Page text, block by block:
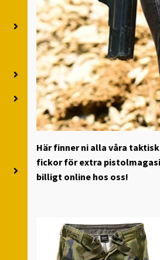
Här finner ni alla våra
fickor för extra
billigt online hos oss!